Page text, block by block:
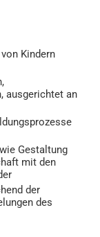
Kindern
ausgerichtet an
Gestaltung
mit den
der
des